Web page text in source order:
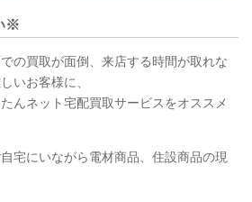
※
の買取が面倒、来店する時間が取れな
いお客様に、
んネット宅配買取サービスをオススメ
宅にいながら電材商品、住設商品の現